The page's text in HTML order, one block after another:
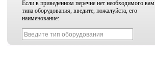
Если в приведенном перечне нет необходимого вам
типа оборудования, введите, пожалуйста, его
наименование: